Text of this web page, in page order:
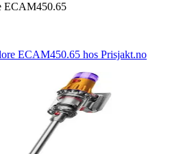
ECAM450.65
ECAM450.65 hos Prisjakt.no